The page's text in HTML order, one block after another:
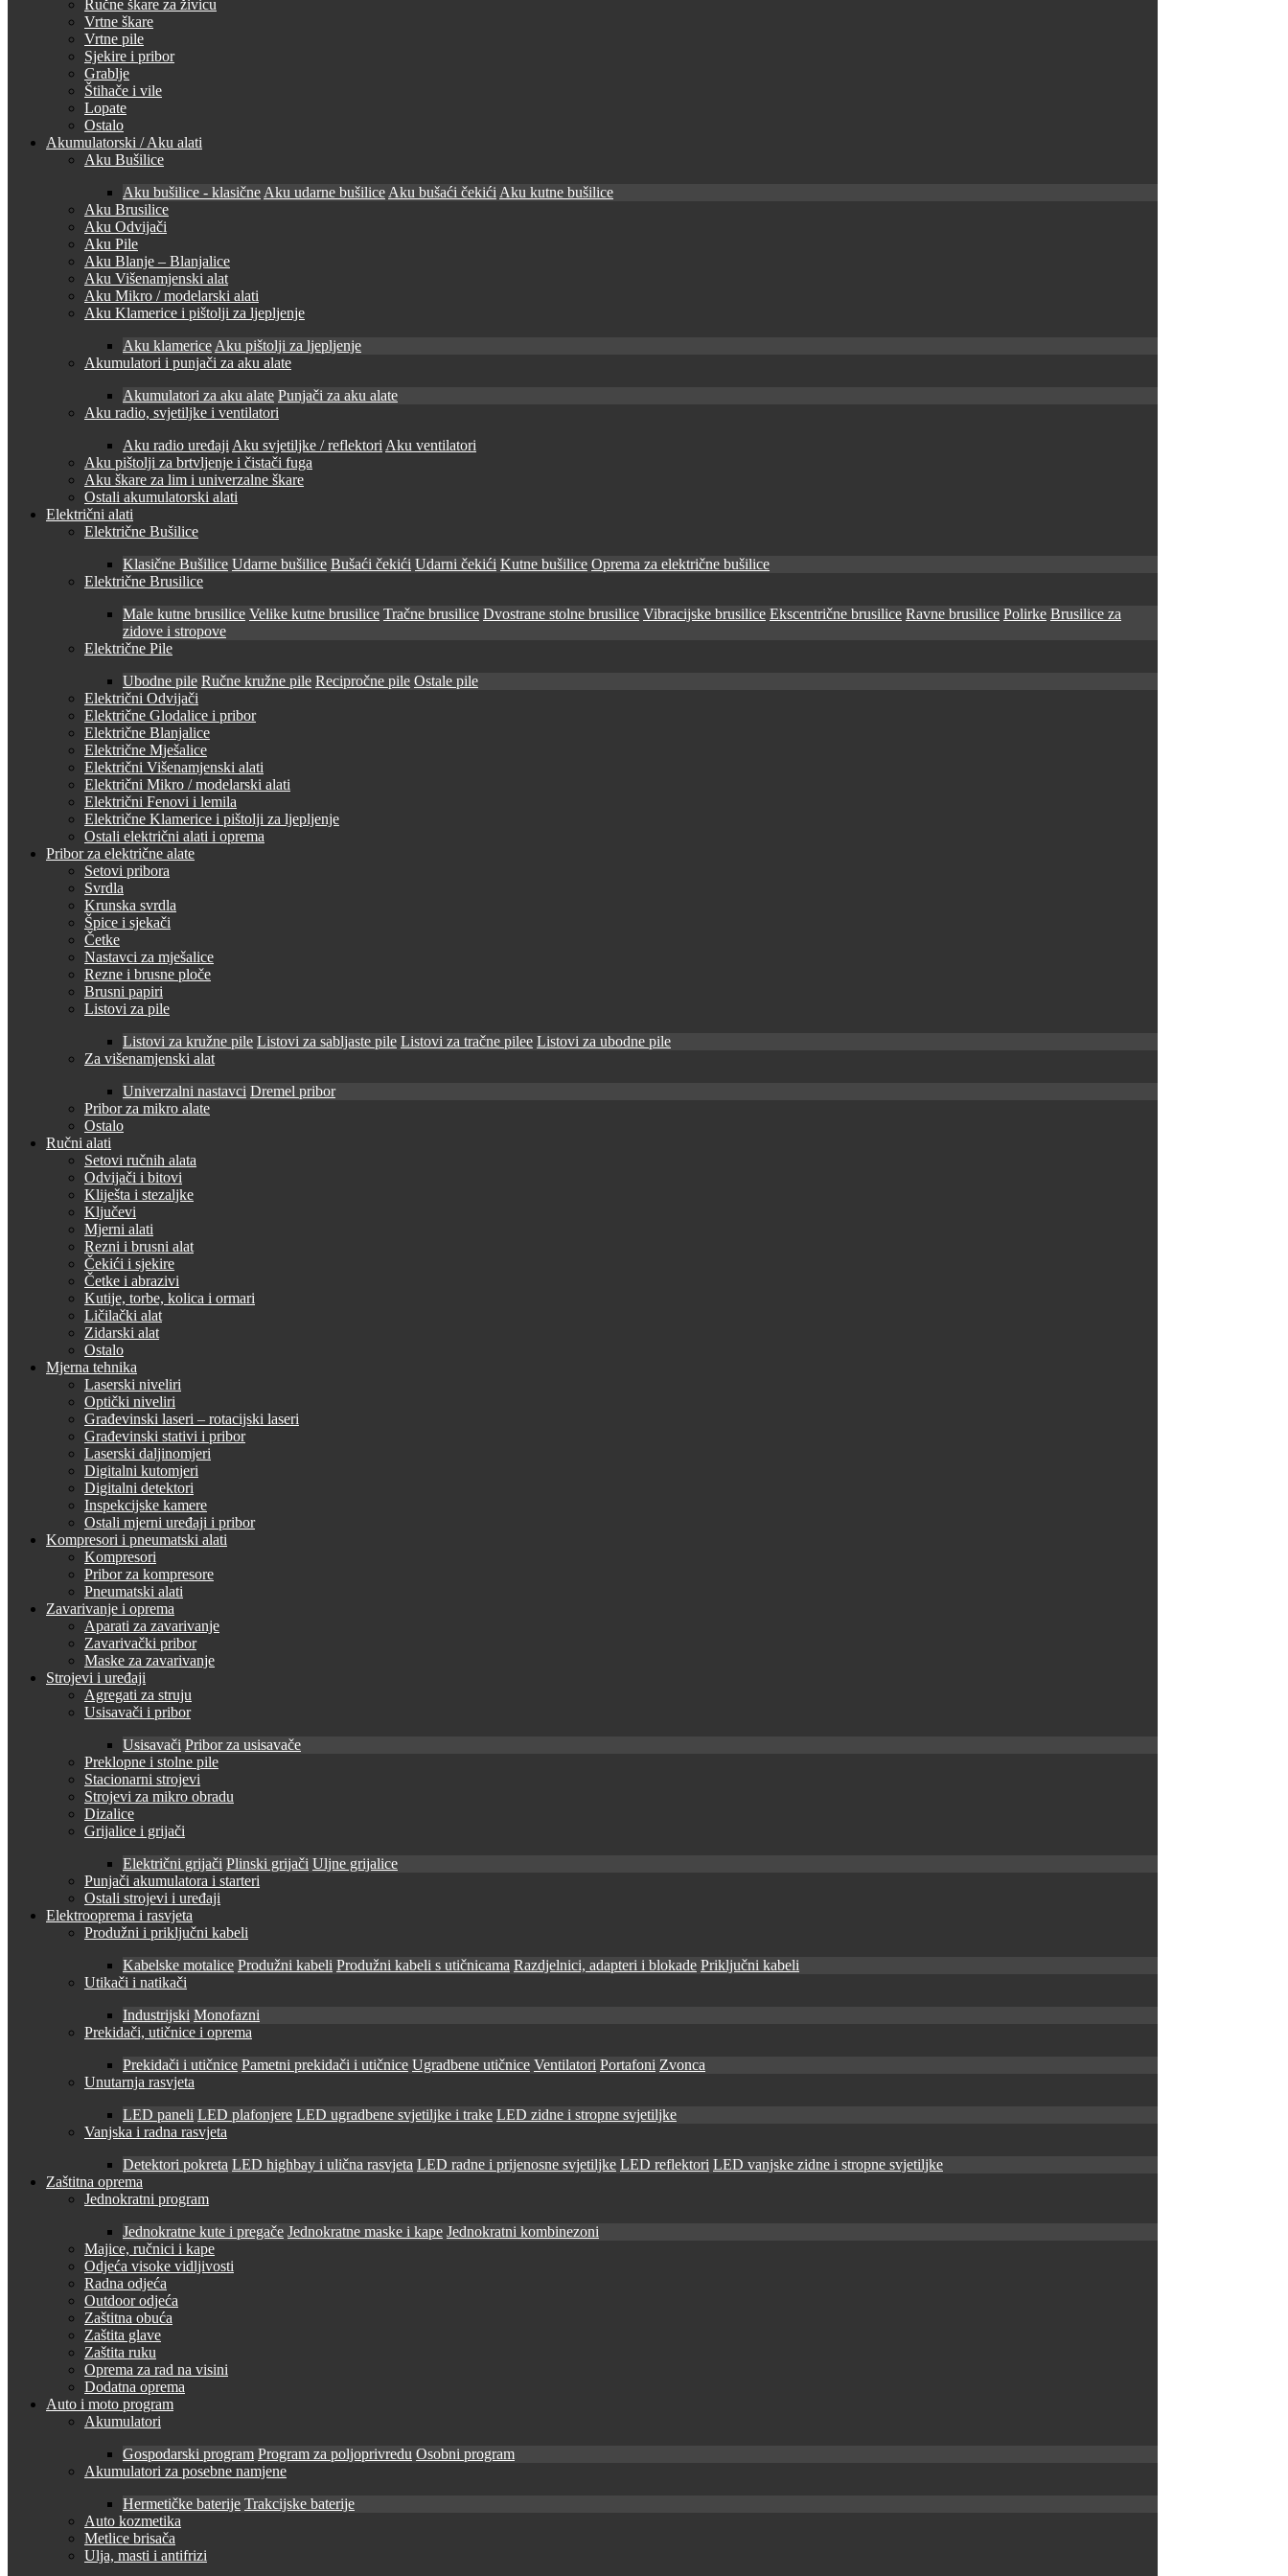
Ručne škare za živicu
Vrtne škare
Vrtne pile
Sjekire i pribor
Grablje
Štihače i vile
Lopate
Ostalo
Akumulatorski / Aku alati
Aku Bušilice
Aku bušilice - klasične Aku udarne bušilice Aku bušaći čekići Aku kutne bušilice
Aku Brusilice
Aku Odvijači
Aku Pile
Aku Blanje – Blanjalice
Aku Višenamjenski alat
Aku Mikro / modelarski alati
Aku Klamerice i pištolji za ljepljenje
Aku klamerice Aku pištolji za ljepljenje
Akumulatori i punjači za aku alate
Akumulatori za aku alate Punjači za aku alate
Aku radio, svjetiljke i ventilatori
Aku radio uređaji Aku svjetiljke / reflektori Aku ventilatori
Aku pištolji za brtvljenje i čistači fuga
Aku škare za lim i univerzalne škare
Ostali akumulatorski alati
Električni alati
Električne Bušilice
Klasične Bušilice Udarne bušilice Bušaći čekići Udarni čekići Kutne bušilice Oprema za električne bušilice
Električne Brusilice
Male kutne brusilice Velike kutne brusilice Tračne brusilice Dvostrane stolne brusilice Vibracijske brusilice Ekscentrične brusilice Ravne brusilice Polirke Brusilice za
zidove i stropove
Električne Pile
Ubodne pile Ručne kružne pile Recipročne pile Ostale pile
Električni Odvijači
Električne Glodalice i pribor
Električne Blanjalice
Električne Mješalice
Električni Višenamjenski alati
Električni Mikro / modelarski alati
Električni Fenovi i lemila
Električne Klamerice i pištolji za ljepljenje
Ostali električni alati i oprema
Pribor za električne alate
Setovi pribora
Svrdla
Krunska svrdla
Špice i sjekači
Četke
Nastavci za mješalice
Rezne i brusne ploče
Brusni papiri
Listovi za pile
Listovi za kružne pile Listovi za sabljaste pile Listovi za tračne pilee Listovi za ubodne pile
Za višenamjenski alat
Univerzalni nastavci Dremel pribor
Pribor za mikro alate
Ostalo
Ručni alati
Setovi ručnih alata
Odvijači i bitovi
Kliješta i stezaljke
Ključevi
Mjerni alati
Rezni i brusni alat
Čekići i sjekire
Četke i abrazivi
Kutije, torbe, kolica i ormari
Ličilački alat
Zidarski alat
Ostalo
Mjerna tehnika
Laserski niveliri
Optički niveliri
Građevinski laseri – rotacijski laseri
Građevinski stativi i pribor
Laserski daljinomjeri
Digitalni kutomjeri
Digitalni detektori
Inspekcijske kamere
Ostali mjerni uređaji i pribor
Kompresori i pneumatski alati
Kompresori
Pribor za kompresore
Pneumatski alati
Zavarivanje i oprema
Aparati za zavarivanje
Zavarivački pribor
Maske za zavarivanje
Strojevi i uređaji
Agregati za struju
Usisavači i pribor
Usisavači Pribor za usisavače
Preklopne i stolne pile
Stacionarni strojevi
Strojevi za mikro obradu
Dizalice
Grijalice i grijači
Električni grijači Plinski grijači Uljne grijalice
Punjači akumulatora i starteri
Ostali strojevi i uređaji
Elektrooprema i rasvjeta
Produžni i priključni kabeli
Kabelske motalice Produžni kabeli Produžni kabeli s utičnicama Razdjelnici, adapteri i blokade Priključni kabeli
Utikači i natikači
Industrijski Monofazni
Prekidači, utičnice i oprema
Prekidači i utičnice Pametni prekidači i utičnice Ugradbene utičnice Ventilatori Portafoni Zvonca
Unutarnja rasvjeta
LED paneli LED plafonjere LED ugradbene svjetiljke i trake LED zidne i stropne svjetiljke
Vanjska i radna rasvjeta
Detektori pokreta LED highbay i ulična rasvjeta LED radne i prijenosne svjetiljke LED reflektori LED vanjske zidne i stropne svjetiljke
Zaštitna oprema
Jednokratni program
Jednokratne kute i pregače Jednokratne maske i kape Jednokratni kombinezoni
Majice, ručnici i kape
Odjeća visoke vidljivosti
Radna odjeća
Outdoor odjeća
Zaštitna obuća
Zaštita glave
Zaštita ruku
Oprema za rad na visini
Dodatna oprema
Auto i moto program
Akumulatori
Gospodarski program Program za poljoprivredu Osobni program
Akumulatori za posebne namjene
Hermetičke baterije Trakcijske baterije
Auto kozmetika
Metlice brisača
Ulja, masti i antifrizi